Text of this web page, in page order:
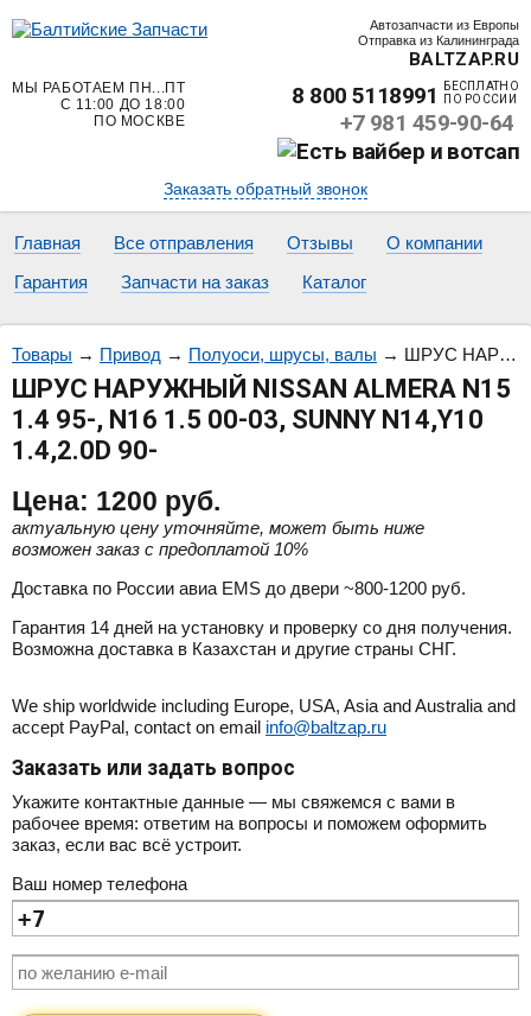
Автозапчасти из Европы
Отправка из Калининграда
BALTZAP.RU
МЫ РАБОТАЕМ ПН...ПТ
С 11:00 ДО 18:00
ПО МОСКВЕ
8 800 5118991
БЕСПЛАТНО
ПО РОССИИ
+7 981 459-90-64
Заказать обратный звонок
Главная Все отправления Отзывы
О компании
Гарантия
Запчасти на заказ Каталог
Товары → Привод → Полуоси, шрусы, валы → ШРУС НАРУЖНЫЙ NISSAN ALMERA N15 1.4 95-, N16 1.5 00-03, SUNNY N14,Y10 1.4,2.0D 90-
ШРУС НАРУЖНЫЙ NISSAN ALMERA N15
1.4 95-, N16 1.5 00-03, SUNNY N14,Y10
1.4,2.0D 90-
Цена: 1200 руб.
актуальную цену уточняйте, может быть ниже
возможен заказ с предоплатой 10%
Доставка по России авиа EMS до двери ~800-1200 руб.
Гарантия 14 дней на установку и проверку со дня получения.
Возможна доставка в Казахстан и другие страны СНГ.
We ship worldwide including Europe, USA, Asia and Australia and
accept PayPal, contact on email info@baltzap.ru
Заказать или задать вопрос
Укажите контактные данные — мы свяжемся с вами в
рабочее время: ответим на вопросы и поможем оформить
заказ, если вас всё устроит.
Ваш номер телефона